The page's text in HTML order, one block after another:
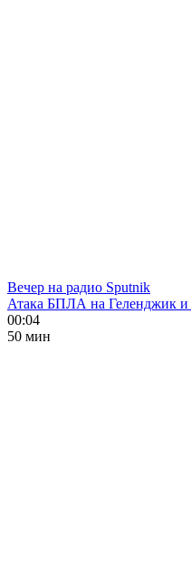
Вечер на радио Sputnik
Атака БПЛА на Геленджик и
00:04
50 мин